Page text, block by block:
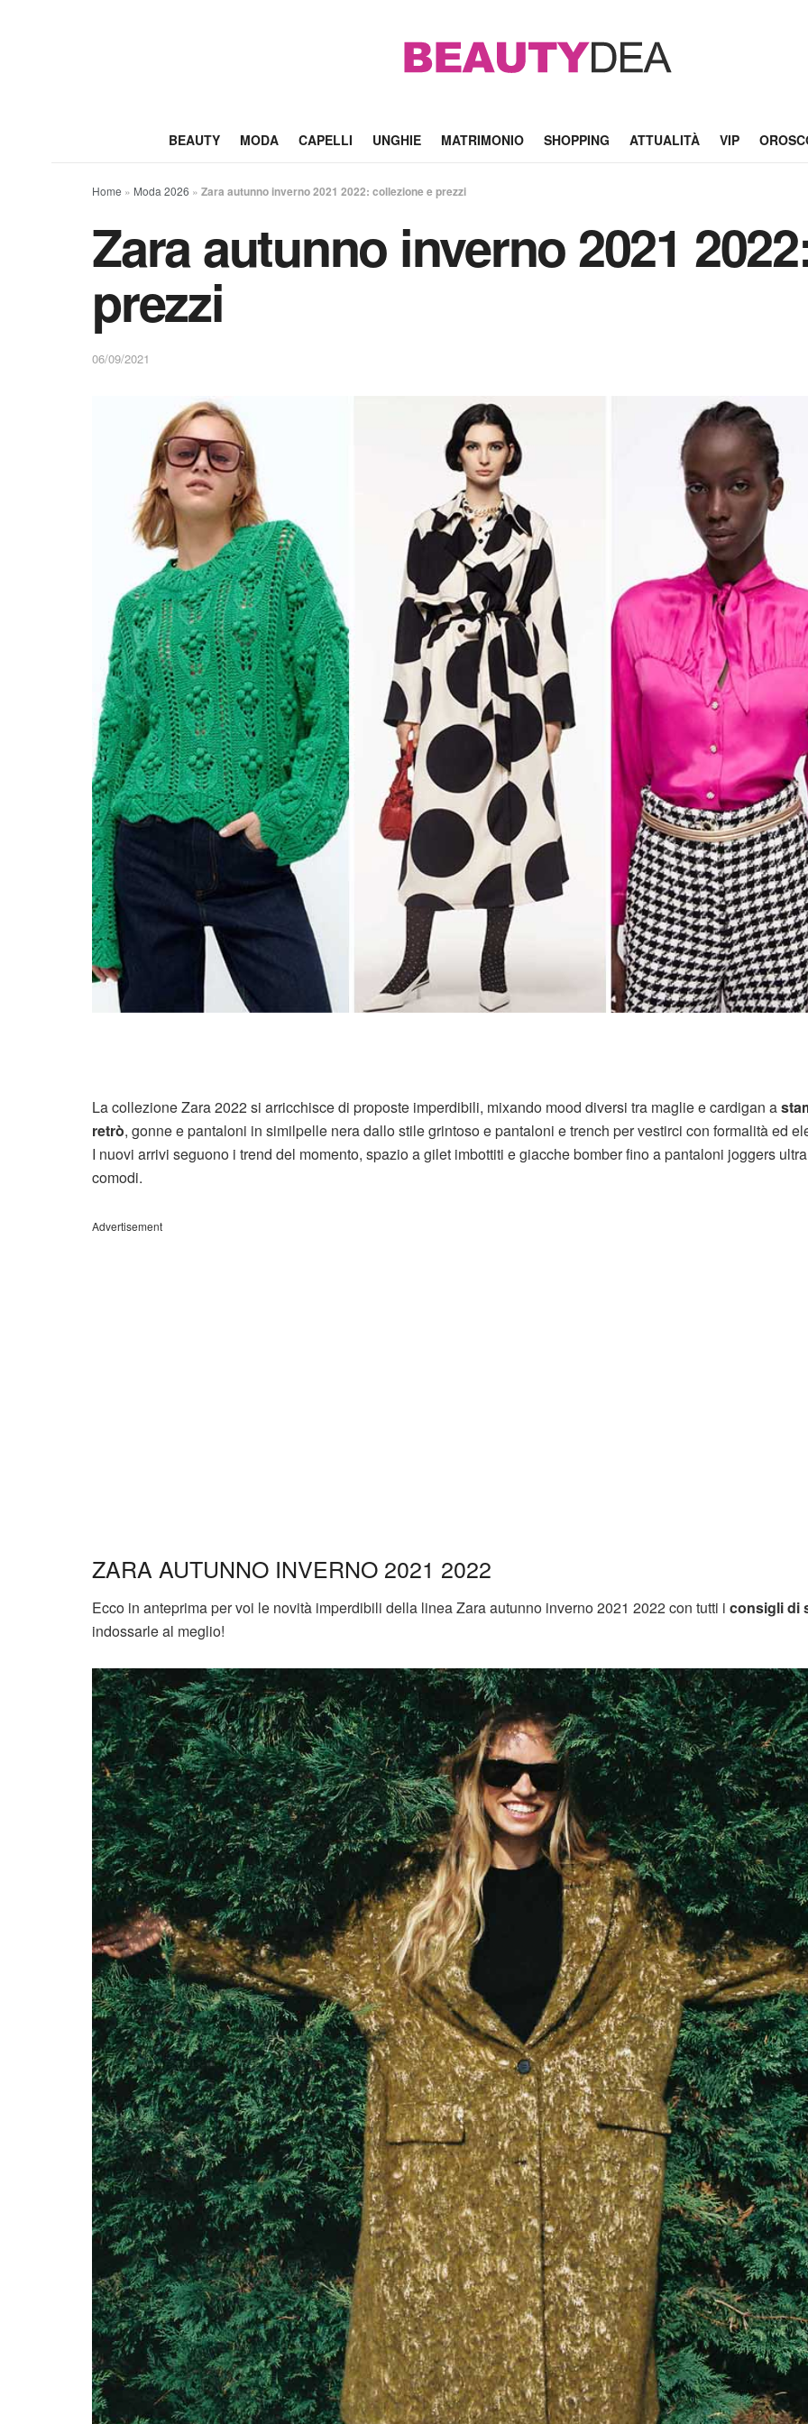
BEAUTY MODA CAPELLI UNGHIE MATRIMONIO SHOPPING ATTUALITÀ VIP
Home » Moda 2026 » Zara autunno inverno 2021 2022: collezione e prezzi
Zara autunno inverno 2021
prezzi
06/09/2021
La collezione Zara 2022 si arricchisce di proposte imperdibili, mixando mood diversi tra maglie e cardigan a
retrò, gonne e pantaloni in similpelle nera dallo stile grintoso e pantaloni e trench per vestirci con formalità ed
I nuovi arrivi seguono i trend del momento, spazio a gilet imbottiti e giacche bomber fino a pantaloni joggers ultra
comodi.
Advertisement
ZARA AUTUNNO INVERNO 2021 2022
Ecco in anteprima per voi le novità imperdibili della linea Zara autunno inverno 2021 2022 con tutti i consigli di
indossarle al meglio!